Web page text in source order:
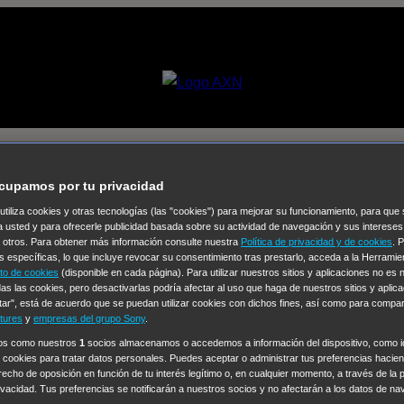
Selecciona un
Colección de Videos
Operación: Huracán House of Cards Despedida Salvaje
Cinco en familia Hudson & Rex Diez libras y un sueño Mr
y Lola High Country Los casos de Susan Ryeland: Moonflower
Libre de Culpa Morbius NCIS: Nueva Orleans Pandora En
Chicago Fire Monarch Circuito cerrado Alert: Unidad de
por tu privacidad
cookies y otras tecnologías (las "cookies") para mejorar su funcionamiento, para que
usted y para ofrecerle publicidad basada sobre su actividad de navegación y sus
otros. Para obtener más información consulte nuestra Política de privacidad y de cookies .
específicas, lo que incluye revocar su consentimiento tras prestarlo, acceda a la
de cookies (disponible en cada página). Para utilizar nuestros sitios y aplicaciones no es
las cookies, pero desactivarlas podría afectar al uso que haga de nuestros sitios y
está de acuerdo que se puedan utilizar cookies con dichos fines, así como para
y empresas del grupo Sony.
como nuestros 1 socios almacenamos o accedemos a información del dispositivo, como
para tratar datos personales. Puedes aceptar o administrar tus preferencias
de oposición en función de tu interés legítimo o, en cualquier momento, a través de la
Tus preferencias se notificarán a nuestros socios y no afectarán a los datos de